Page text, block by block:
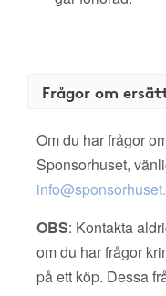
Frågor om
Om du har frågor
Sponsorhuset,
OBS: Kontakta
om du har frågor
på ett köp. Dessa